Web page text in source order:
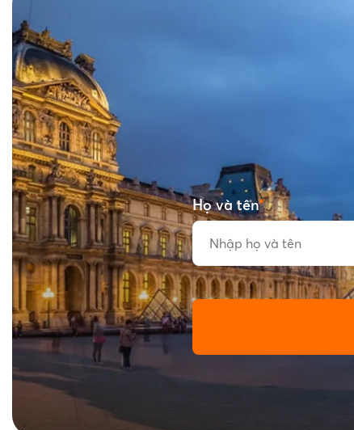
Họ và tên*